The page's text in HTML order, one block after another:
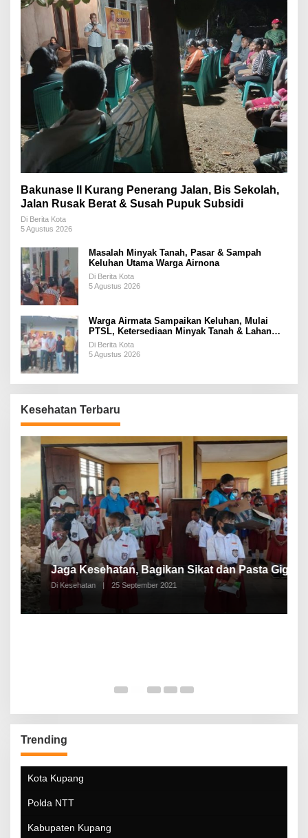
Bakunase II Kurang Penerang Jalan, Bis Sekolah,
Jalan Rusak Berat & Susah Pupuk Subsidi
Di Berita Kota
5 Agustus 2026
Masalah Minyak Tanah, Pasar & Sampah
Keluhan Utama Warga Airnona
Di Berita Kota
5 Agustus 2026
Warga Airmata Sampaikan Keluhan, Mulai
PTSL, Ketersediaan Minyak Tanah & Lahan
Pemakaman
Di Berita Kota
5 Agustus 2026
Kesehatan Terbaru
Jaga Kesehatan, Bagikan Sikat dan Pasta Gigi
Di Kesehatan | 25 September 2021
Trending
Kota Kupang
Polda NTT
Kabupaten Kupang